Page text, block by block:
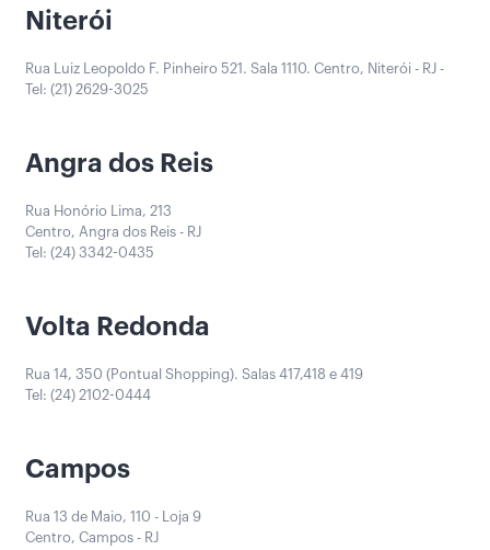
Niterói
Rua Luiz Leopoldo F. Pinheiro 521. Sala 1110. Centro, Niterói - RJ -
Tel: (21) 2629-3025
Angra dos Reis
Rua Honório Lima, 213
Centro, Angra dos Reis - RJ
Tel: (24) 3342-0435
Volta Redonda
Rua 14, 350 (Pontual Shopping). Salas 417,418 e 419
Tel: (24) 2102-0444
Campos
Rua 13 de Maio, 110 - Loja 9
Centro, Campos - RJ